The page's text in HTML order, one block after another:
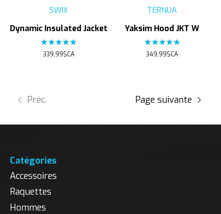
SWIX
Dynamic Insulated Jacket
The rating of this product is out of 5
339,99$CA
TERNUA
Yaksim Hood JKT W
The rating of this
349,99$CA
Préc. Page suivante
Catégories
Accessoires
Raquettes
Hommes